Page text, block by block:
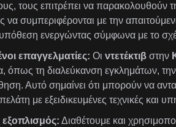
τους επιτρέπει να παρακολουθούν
να συμπεριφέρονται με την
ενεργώντας σύμφωνα με το
επαγγελματίες: Οι ντετέκτιβστην
όπως τη διαλεύκανση εγκλημάτων,
Αυτό σημαίνει ότι μπορούν να
με εξειδικευμένες τεχνικές και
Διαθέτουμε και